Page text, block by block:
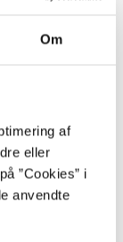
Om
af
eller
”Cookies” i
anvendte